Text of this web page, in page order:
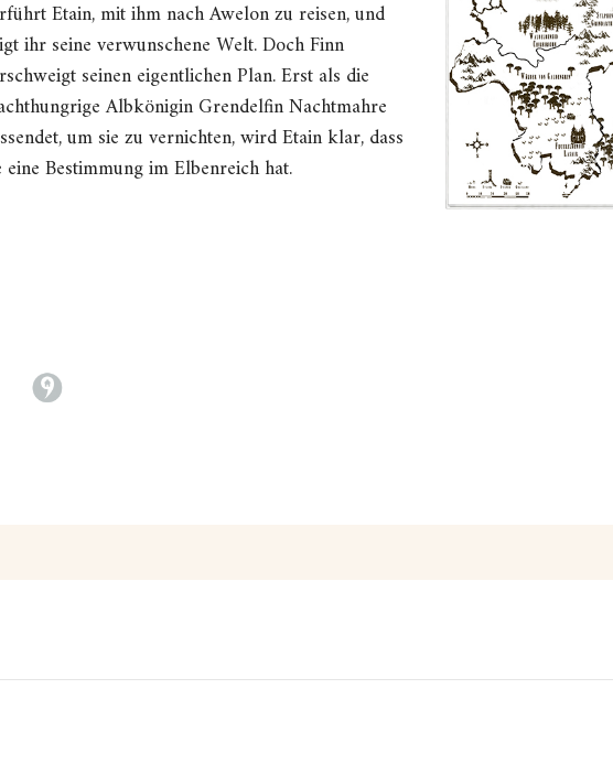
Etain, mit ihm nach Awelon zu reisen, und
ihr seine verwunschene Welt. Doch Finn
seinen eigentlichen Plan. Erst als die
Albkönigin Grendelfin Nachtmahre
um sie zu vernichten, wird Etain klar, dass
eine Bestimmung im Elbenreich hat.